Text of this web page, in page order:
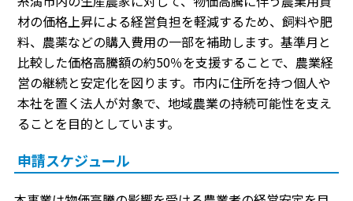
材の価格上昇による経営負担を軽減するため、飼料や肥
料、農薬などの購入費用の一部を補助します。基準月と
比較した価格高騰額の約50％を支援することで、農業経
営の継続と安定化を図ります。市内に住所を持つ個人や
本社を置く法人が対象で、地域農業の持続可能性を支え
ることを目的としています。
申請スケジュール